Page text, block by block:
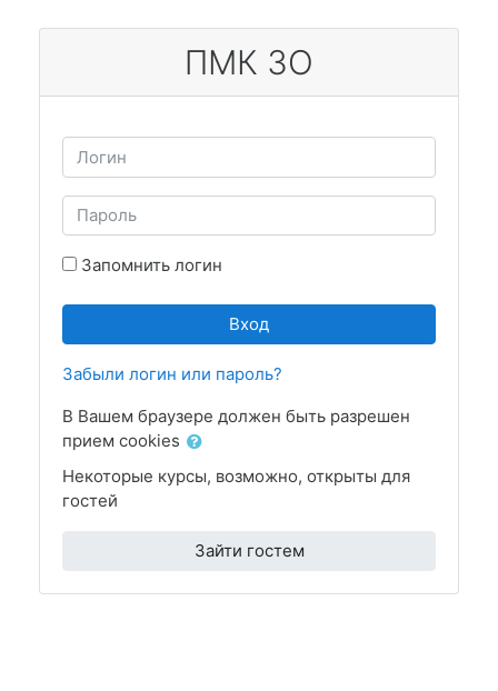
ПМК ЗО
Логин
Пароль
Запомнить логин
Вход
Забыли логин или пароль?
В Вашем браузере должен быть разрешен
прием cookies
Некоторые курсы, возможно, открыты для
гостей
Зайти гостем